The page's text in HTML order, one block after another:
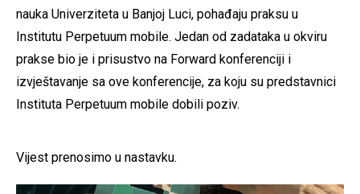
nauka Univerziteta u Banjoj Luci, pohađaju praksu u
Institutu Perpetuum mobile. Jedan od zadataka u okviru
prakse bio je i prisustvo na Forward konferenciji i
izvještavanje sa ove konferencije, za koju su predstavnici
Instituta Perpetuum mobile dobili poziv.
Vijest prenosimo u nastavku.